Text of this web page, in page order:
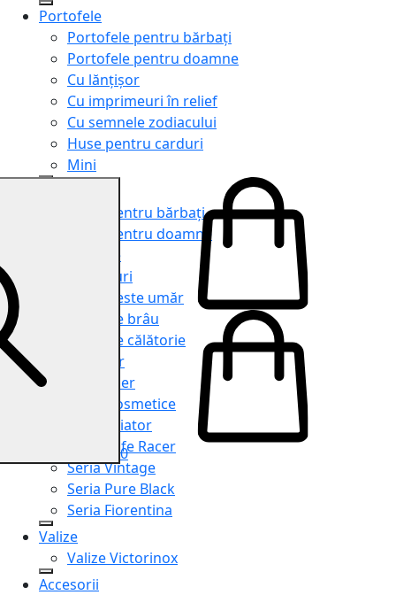
Portofele
Portofele pentru bărbați
Portofele pentru doamne
Cu lănțișor
Cu imprimeuri în relief
Cu semnele zodiacului
Huse pentru carduri
Mini
Genți pentru bărbați
Genți pentru doamne
Serviete
Rucsacuri
Genți peste umăr
Genți de brâu
Genți de călătorie
Shopper
Organiser
Truse cosmetice
Seria Aviator
Seria Cafe Racer
Seria Vintage
Seria Pure Black
Seria Fiorentina
Valize
Valize Victorinox
Accesorii
0